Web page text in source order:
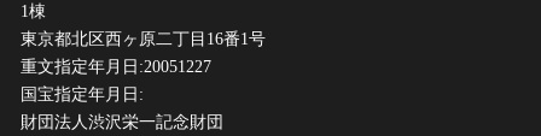
1棟
東京都北区西ヶ原二丁目16番1号
重文指定年月日:20051227
国宝指定年月日:
財団法人渋沢栄一記念財団